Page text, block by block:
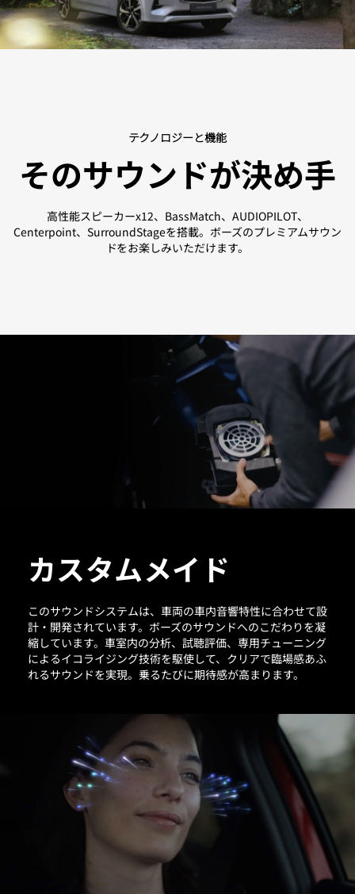
テクノロジーと機能
そのサウンドが決め手
高性能スピーカーx12、BassMatch、AUDIOPILOT、
Centerpoint、SurroundStageを搭載。ボーズのプレミアムサウン
ドをお楽しみいただけます。
カスタムメイド
このサウンドシステムは、車両の車内音響特性に合わせて設
計・開発されています。ボーズのサウンドへのこだわりを凝
縮しています。車室内の分析、試聴評価、専用チューニング
によるイコライジング技術を駆使して、クリアで臨場感あふ
れるサウンドを実現。乗るたびに期待感が高まります。